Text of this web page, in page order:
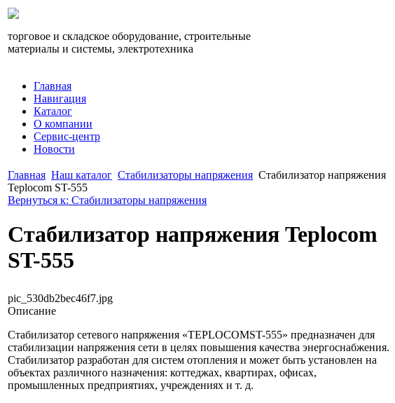
торговое и складское оборудование, строительные
материалы и системы, электротехника
Главная
Навигация
Каталог
О компании
Сервис-центр
Новости
Главная Наш каталог Стабилизаторы напряжения Стабилизатор напряжения
Teplocom ST-555
Вернуться к: Стабилизаторы напряжения
Стабилизатор напряжения Teplocom
ST-555
pic_530db2bec46f7.jpg
Описание
Стабилизатор сетевого напряжения «TEPLOCOMST-555» предназначен для
стабилизации напряжения сети в целях повышения качества энергоснабжения.
Стабилизатор разработан для систем отопления и может быть установлен на
объектах различного назначения: коттеджах, квартирах, офисах,
промышленных предприятиях, учреждениях и т. д.